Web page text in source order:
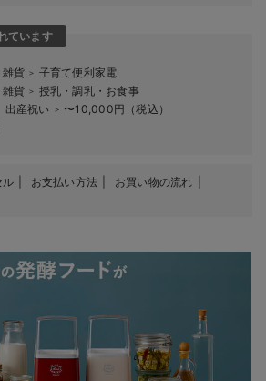
ています
雑貨 ＞ 子育て便利家電
雑貨 ＞ 授乳・調乳・お食事
産祝い ＞ 〜10,000円（税込）
ル お支払い方法
お買い物の流れ